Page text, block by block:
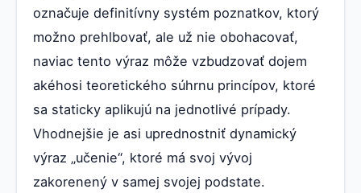
označuje definitívny systém poznatkov, ktorý
možno prehlbovať, ale už nie obohacovať,
naviac tento výraz môže vzbudzovať dojem
akéhosi teoretického súhrnu princípov, ktoré
sa staticky aplikujú na jednotlivé prípady.
Vhodnejšie je asi uprednostniť dynamický
výraz „učenie“, ktoré má svoj vývoj
zakorenený v samej svojej podstate.